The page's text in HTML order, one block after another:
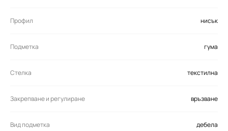
Профил нисък
Подметка гума
Стелка текстилна
Закрепване и регулиране връзване
Вид подметка дебела